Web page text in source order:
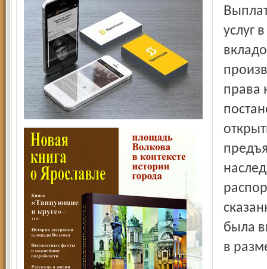
Выплата компенсации по вкладам на оплату ритуальных
услуг
права
была
в